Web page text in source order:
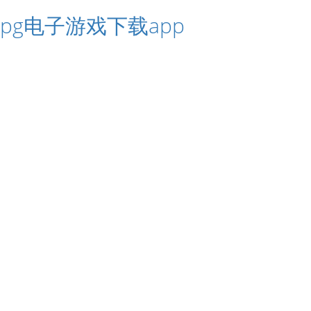
pg电子游戏下载app